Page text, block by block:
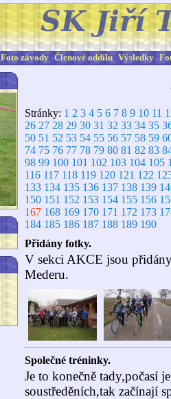
Foto závody Členové oddílu Výsledky
Stránky: 1 2 3 4 5 6 7 8 9 10 11
26 27 28 29 30 31 32 33 34 35
50 51 52 53 54 55 56 57 58 59
74 75 76 77 78 79 80 81 82 83
98 99 100 101 102 103 104 105
116 117 118 119 120 121 122
133 134 135 136 137 138 139
150 151 152 153 154 155 156
167 168 169 170 171 172 173
184 185 186 187 188 189 190
Přidány fotky.
V sekci AKCE jsou
Mederu.
Společné tréninky.
Je to konečně tady,počasí
soustředěních,tak začínají